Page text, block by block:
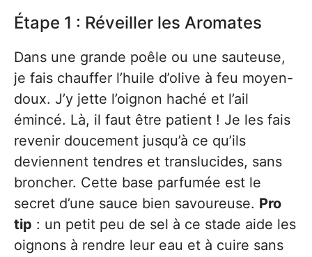
Étape 1 : Réveiller les Aromates
Dans une grande poêle ou une sauteuse,
je fais chauffer l’huile d’olive à feu moyen-
doux. J’y jette l’oignon haché et l’ail
émincé. Là, il faut être patient ! Je les fais
revenir doucement jusqu’à ce qu’ils
deviennent tendres et translucides, sans
broncher. Cette base parfumée est le
secret d’une sauce bien savoureuse. Pro
tip : un petit peu de sel à ce stade aide les
oignons à rendre leur eau et à cuire sans